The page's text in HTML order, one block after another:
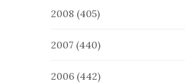
2008 (405)
2007 (440)
2006 (442)